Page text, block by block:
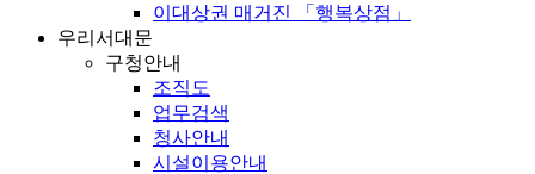
이대상권 매거진 「행복상점」
우리서대문
구청안내
조직도
업무검색
청사안내
시설이용안내